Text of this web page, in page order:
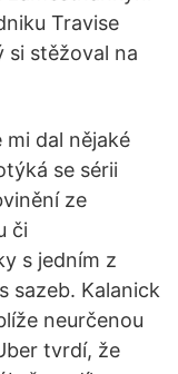
Travise
si stěžoval na
mi dal nějaké
se sérii
ze
či
s jedním z
sazeb. Kalanick
neurčenou
tvrdí, že